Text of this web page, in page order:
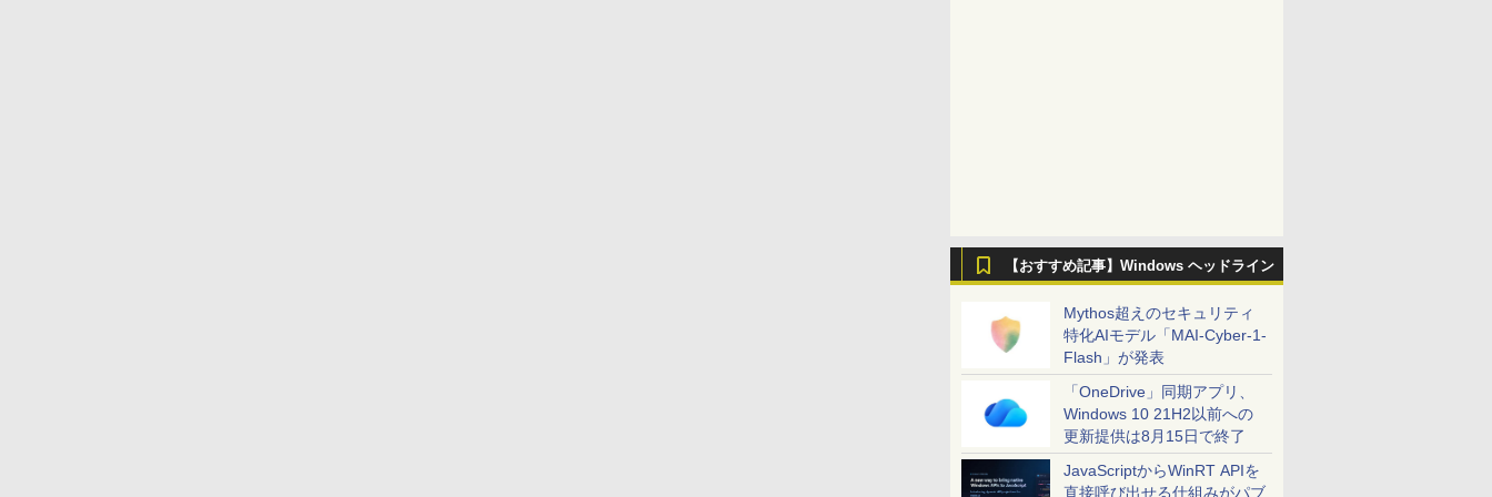
【おすすめ記事】Windows ヘッドライン
Mythos超えのセキュリティ
特化AIモデル「MAI-Cyber-1-
Flash」が発表
「OneDrive」同期アプリ、
Windows 10 21H2以前への
更新提供は8月15日で終了
JavaScriptからWinRT APIを
直接呼び出せる仕組みがパブ